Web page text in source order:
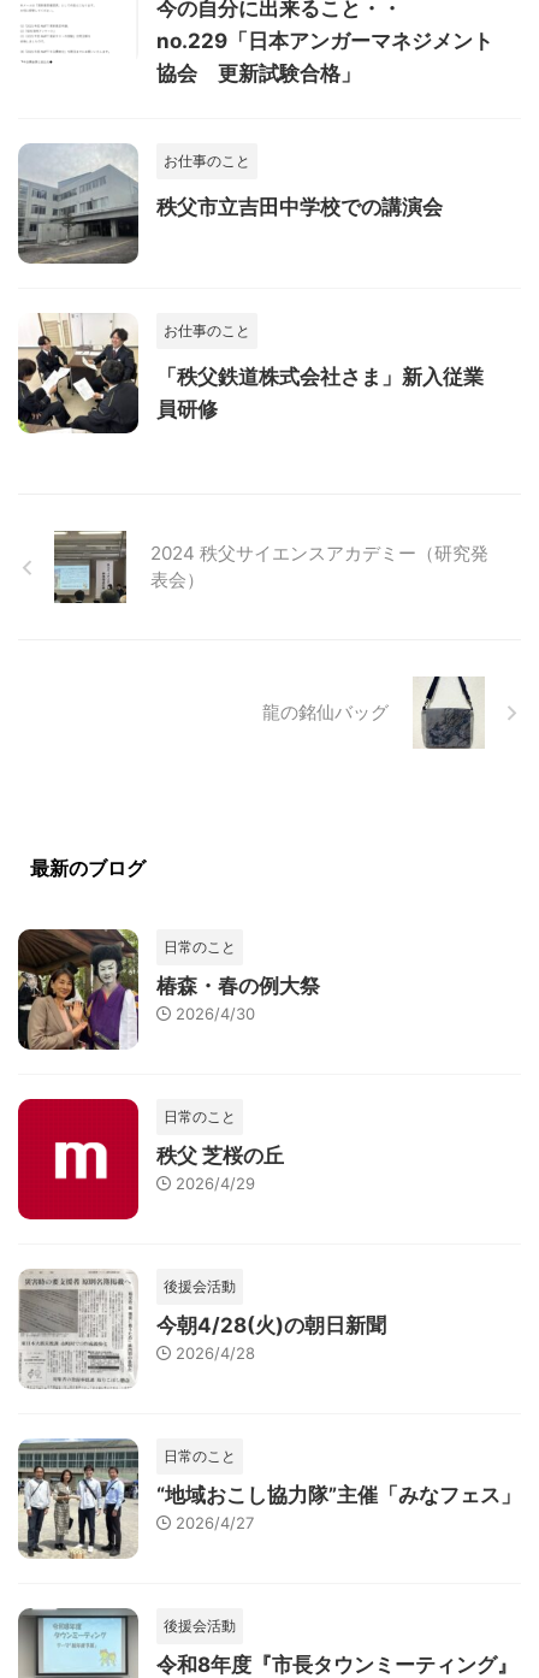
今の自分に出来ること・・
no.229「日本アンガーマネジメント
協会 更新試験合格」
お仕事のこと
秩父市立吉田中学校での講演会
お仕事のこと
「秩父鉄道株式会社さま」新入従業
員研修
2024 秩父サイエンスアカデミー（研究発
表会）
龍の銘仙バッグ
最新のブログ
日常のこと
椿森・春の例大祭
2026/4/30
日常のこと
秩父 芝桜の丘
2026/4/29
後援会活動
今朝4/28(火)の朝日新聞
2026/4/28
日常のこと
“地域おこし協力隊”主催「みなフェス」
2026/4/27
後援会活動
令和8年度『市長タウンミーティング』